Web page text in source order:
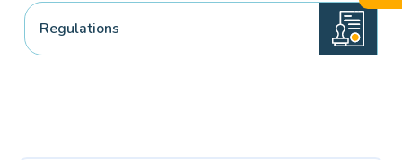
Regulations